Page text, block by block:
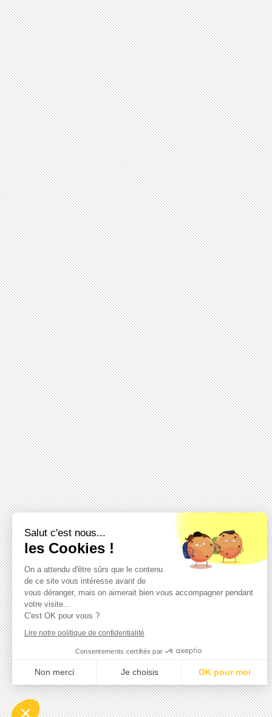
Salut c'est nous...
les Cookies !
On a attendu d'être sûrs que le contenu
de ce site vous intéresse avant de
vous déranger, mais on aimerait bien vous accompagner pendant
votre visite...
C'est OK pour vous ?
Lire notre politique de confidentialité
Consentements certifiés par
Non merci Je choisis OK pour moi
Axeptio consent
Plateforme de Gestion du Consentement : Personnalisez